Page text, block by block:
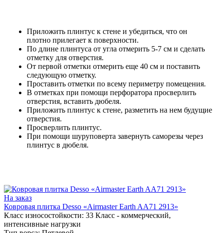
Приложить плинтус к стене и убедиться, что он
плотно прилегает к поверхности.
По длине плинтуса от угла отмерить 5-7 см и сделать
отметку для отверстия.
От первой отметки отмерить еще 40 см и поставить
следующую отметку.
Проставить отметки по всему периметру помещения.
В отметках при помощи перфоратора просверлить
отверстия, вставить дюбеля.
Приложить плинтус к стене, разметить на нем будущие
отверстия.
Просверлить плинтус.
При помощи шуруповерта завернуть саморезы через
плинтус в дюбеля.
На заказ
Ковровая плитка Desso «Airmaster Earth AA71 2913»
Класс износостойкости: 33 Класс - коммерческий,
интенсивные нагрузки